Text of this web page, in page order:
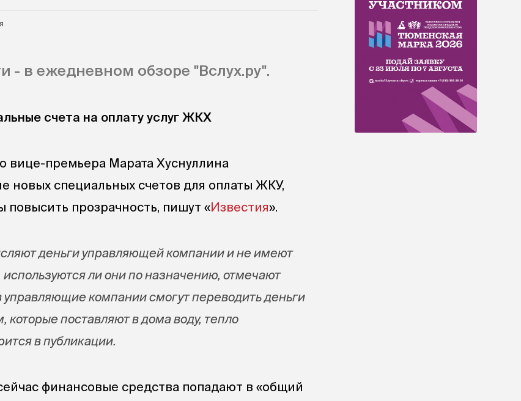
- в ежедневном обзоре "Вслух.ру".
счета на оплату услуг ЖКХ
вице-премьера Марата Хуснуллина
новых специальных счетов для оплаты ЖКУ,
повысить прозрачность, пишут «Известия».
деньги управляющей компании и не имеют
ли они по назначению, отмечают
управляющие компании смогут переводить деньги
которые поставляют в дома воду, тепло
в публикации.
финансовые средства попадают в «общий